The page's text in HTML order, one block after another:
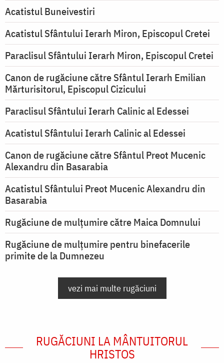
Acatistul Buneivestiri
Acatistul Sfântului Ierarh Miron, Episcopul Cretei
Paraclisul Sfântului Ierarh Miron, Episcopul Cretei
Canon de rugăciune către Sfântul Ierarh Emilian
Mărturisitorul, Episcopul Cizicului
Paraclisul Sfântului Ierarh Calinic al Edessei
Acatistul Sfântului Ierarh Calinic al Edessei
Canon de rugăciune către Sfântul Preot Mucenic
Alexandru din Basarabia
Acatistul Sfântului Preot Mucenic Alexandru din
Basarabia
Rugăciune de mulţumire către Maica Domnului
Rugăciune de mulțumire pentru binefacerile
primite de la Dumnezeu
vezi mai multe rugăciuni
RUGĂCIUNI LA MÂNTUITORUL
HRISTOS